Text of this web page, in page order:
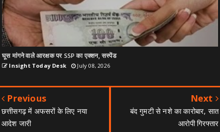
घूस मांगने वाले आरक्षक पर SSP का एक्शन, सस्पेंड
Insight Today Desk July 08, 2026
Previous
छत्तीसगढ़ में अफसरों के लिए नया
आदेश जारी
Next
बंद गुमटी से नशे का कारोबार, सात
आरोपी गिरफ्तार